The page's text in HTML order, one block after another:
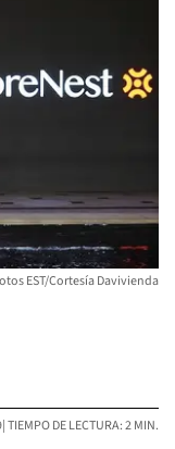
EST/Cortesía Davivienda
| TIEMPO DE LECTURA: 2 MIN.